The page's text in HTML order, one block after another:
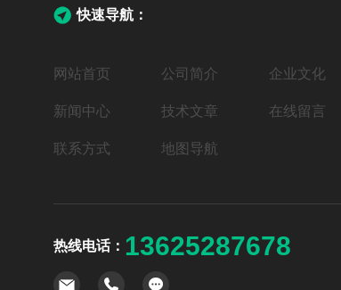
快速导航：
网站首页 公司简介 企业文化
新闻中心 技术文章 在线留言
联系方式 地图导航
热线电话： 13625287678